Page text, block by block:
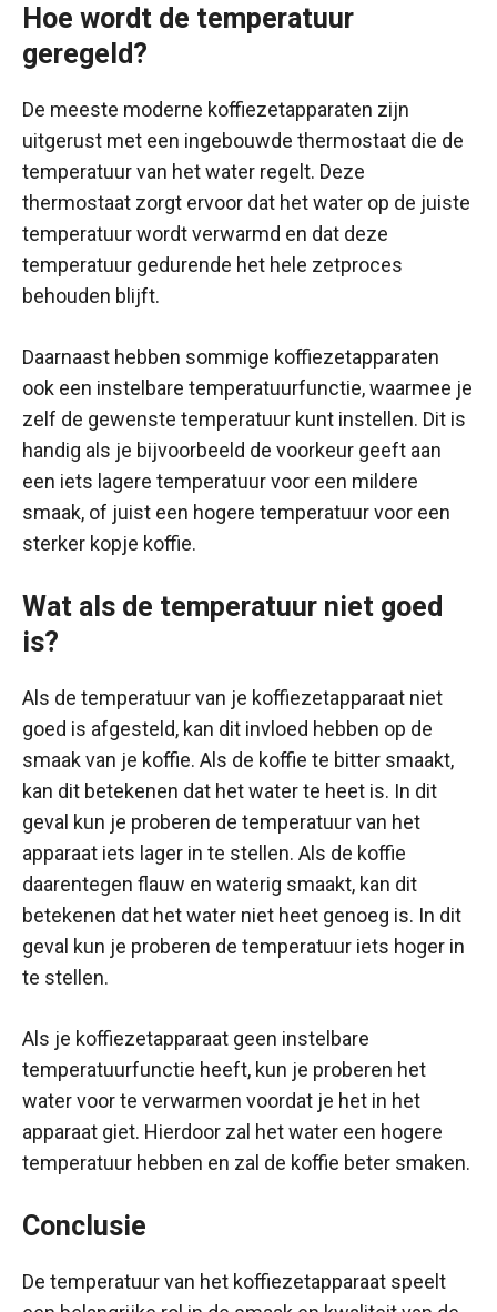
Hoe wordt de temperatuur
geregeld?
De meeste moderne koffiezetapparaten zijn
uitgerust met een ingebouwde thermostaat die de
temperatuur van het water regelt. Deze
thermostaat zorgt ervoor dat het water op de juiste
temperatuur wordt verwarmd en dat deze
temperatuur gedurende het hele zetproces
behouden blijft.
Daarnaast hebben sommige koffiezetapparaten
ook een instelbare temperatuurfunctie, waarmee je
zelf de gewenste temperatuur kunt instellen. Dit is
handig als je bijvoorbeeld de voorkeur geeft aan
een iets lagere temperatuur voor een mildere
smaak, of juist een hogere temperatuur voor een
sterker kopje koffie.
Wat als de temperatuur niet goed
is?
Als de temperatuur van je koffiezetapparaat niet
goed is afgesteld, kan dit invloed hebben op de
smaak van je koffie. Als de koffie te bitter smaakt,
kan dit betekenen dat het water te heet is. In dit
geval kun je proberen de temperatuur van het
apparaat iets lager in te stellen. Als de koffie
daarentegen flauw en waterig smaakt, kan dit
betekenen dat het water niet heet genoeg is. In dit
geval kun je proberen de temperatuur iets hoger in
te stellen.
Als je koffiezetapparaat geen instelbare
temperatuurfunctie heeft, kun je proberen het
water voor te verwarmen voordat je het in het
apparaat giet. Hierdoor zal het water een hogere
temperatuur hebben en zal de koffie beter smaken.
Conclusie
De temperatuur van het koffiezetapparaat speelt